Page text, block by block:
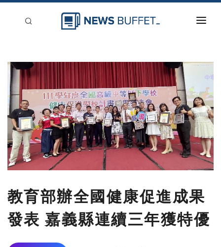
新聞稿分類
教育部辦全國健康促進成果
發表 嘉義縣連續三年獲特優